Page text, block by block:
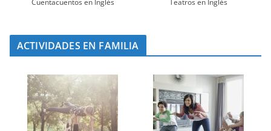
Cuentacuentos en Inglés Teatros en Inglés
ACTIVIDADES EN FAMILIA